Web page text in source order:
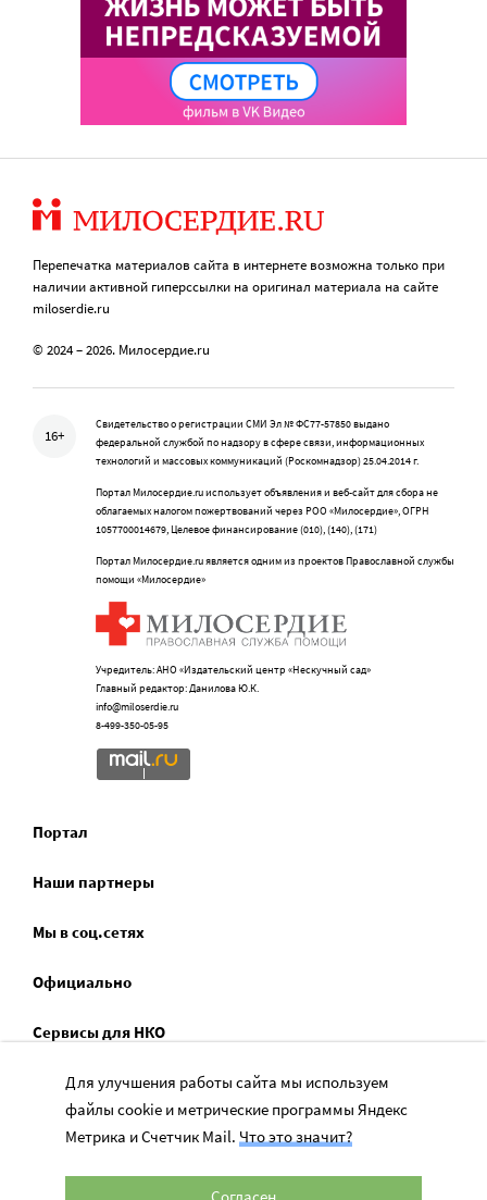
Перепечатка материалов сайта в интернете возможна только при
наличии активной гиперссылки на оригинал материала на сайте
miloserdie.ru
© 2024 – 2026. Милосердие.ru
16+
Свидетельство о регистрации СМИ Эл № ФС77-57850 выдано
федеральной службой по надзору в сфере связи, информационных
технологий и массовых коммуникаций (Роскомнадзор) 25.04.2014 г.
Портал Милосердие.ru использует объявления и веб-сайт для сбора не
облагаемых налогом пожертвований через РОО «Милосердие», ОГРН
1057700014679, Целевое финансирование (010), (140), (171)
Портал Милосердие.ru является одним из проектов Православной службы
помощи «Милосердие»
Учредитель: АНО «Издательский центр «Нескучный сад»
Главный редактор: Данилова Ю.К.
info@miloserdie.ru
8-499-350-05-95
Портал
Наши партнеры
Мы в соц.сетях
Официально
Сервисы для НКО
Спецпроекты
Социальное служение
Для улучшения работы сайта мы используем
файлы cookie и метрические программы Яндекс
Метрика и Счетчик Mail. Что это значит?